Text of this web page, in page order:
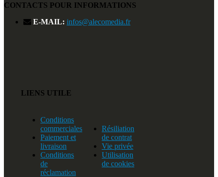
CONTACTS POUR INFORMATIONS
E-MAIL: infos@alecomedia.fr
LIENS UTILE
Conditions
commerciales
Paiement et
livraison
Conditions
de
réclamation
Résiliation
de contrat
Vie privée
Utilisation
de cookies